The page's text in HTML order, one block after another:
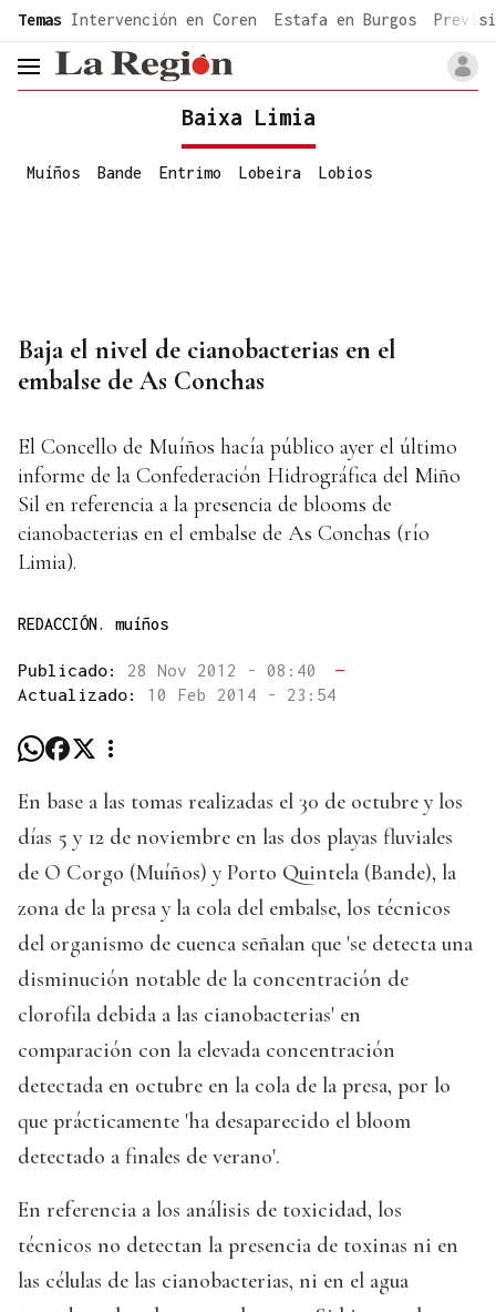
common.go-to-content
Temas Intervención en Coren Estafa en Burgos
header.menu.open
Baixa Limia
Muíños Bande Entrimo Lobeira Lobios
Baja el nivel de cianobacterias en el
embalse de As Conchas
El Concello de Muíños hacía público ayer el último
informe de la Confederación Hidrográfica del Miño
Sil en referencia a la presencia de blooms de
cianobacterias en el embalse de As Conchas (río
Limia).
REDACCIÓN. muíños
Publicado: 28 Nov 2012 - 08:40
—
Actualizado: 10 Feb 2014 - 23:54
En base a las tomas realizadas el 30 de octubre y los
días 5 y 12 de noviembre en las dos playas fluviales
de O Corgo (Muíños) y Porto Quintela (Bande), la
zona de la presa y la cola del embalse, los técnicos
del organismo de cuenca señalan que 'se detecta una
disminución notable de la concentración de
clorofila debida a las cianobacterias' en
comparación con la elevada concentración
detectada en octubre en la cola de la presa, por lo
que prácticamente 'ha desaparecido el bloom
detectado a finales de verano'.
En referencia a los análisis de toxicidad, los
técnicos no detectan la presencia de toxinas ni en
las células de las cianobacterias, ni en el agua